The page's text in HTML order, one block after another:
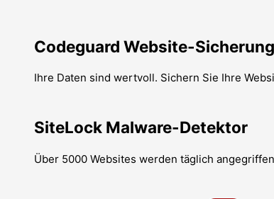
Codeguard Website-Sicherung
Ihre Daten sind wertvoll. Sichern Sie Ihre
SiteLock Malware-Detektor
Über 5000 Websites werden täglich